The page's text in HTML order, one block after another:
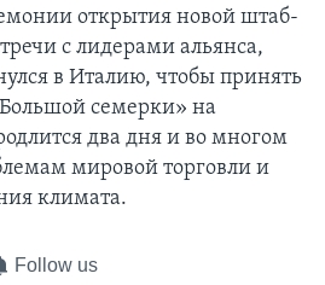
открытия новой штаб-
с лидерами альянса,
в Италию, чтобы принять
семерки» на
два дня и во многом
мировой торговли и
климата.
Follow us